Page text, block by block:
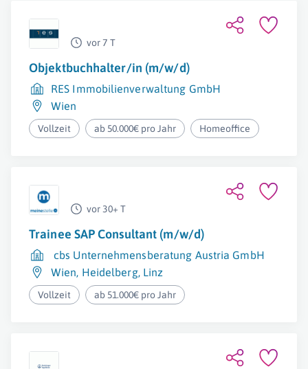
vor 7 T
Objektbuchhalter/in (m/w/d)
RES Immobilienverwaltung GmbH
Wien
Vollzeit ab 50.000€ pro Jahr Homeoffice
vor 30+ T
Trainee SAP Consultant (m/w/d)
cbs Unternehmensberatung Austria GmbH
Wien, Heidelberg, Linz
Vollzeit ab 51.000€ pro Jahr